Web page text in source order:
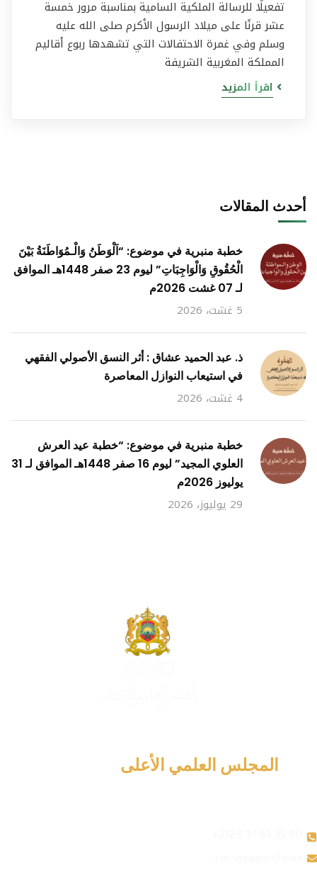
تفعيلًا للرسالة الملكية السامية بمناسبة مرور خمسة
عشر قرنًا على ميلاد الرسول الأكرم صلى الله عليه
وسلم وفي غمرة الاحتفالات التي تشهدها ربوع أقاليم
المملكة المغربية الشريفة
اقرأ المزيد
أحدث المقالات
خطبة منبرية في موضوع: “اَلْوَطَنُ وَالْـمُوَاطَنَةُ بَيْنَ
الْحُقُوقِ وَالْوَاجِبَاتِ” ليوم 23 صفر 1448هـ الموافق
لـ 07 غشت 2026م
5 غشت، 2026
ذ. عبد الحميد عشاق : أثر النسق الأصولي الفقهي
في استيعاب النوازل المعاصرة
4 غشت، 2026
خطبة منبرية في موضوع: “خطبة عيد العرش
العلوي المجيد” ليوم 16 صفر 1448هـ الموافق لـ 31
يوليوز 2026م
29 يوليوز، 2026
المجلس العلمي الأعلى